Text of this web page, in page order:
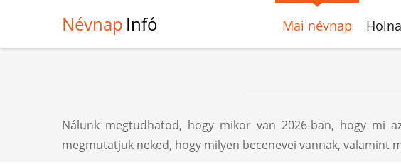
Névnap Infó Mai névnap
Nálunk megtudhatod, hogy mikor van 2026-ban, hogy mi
megmutatjuk neked, hogy milyen becenevei vannak, valamint